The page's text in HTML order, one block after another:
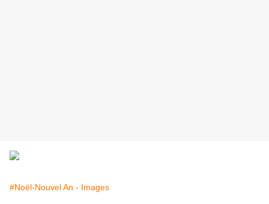
#Noël-Nouvel An - Images